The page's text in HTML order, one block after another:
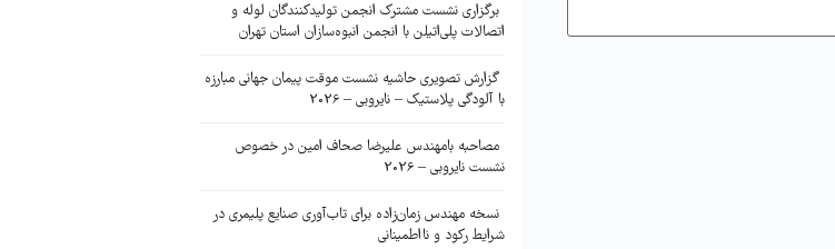
برگزاری نشست مشترک انجمن تولیدکنندگان لوله و
اتصالات پلی‌اتیلن با انجمن انبوه‌سازان استان تهران
گزارش تصویری حاشیه نشست موقت پیمان جهانی مبارزه
با آلودگی پلاستیک – نایروبی – 2026
مصاحبه بامهندس علیرضا صحاف امین در خصوص
نشست نایروبی – 2026
نسخه مهندس زمان‌زاده برای تاب‌آوری صنایع پلیمری در
شرایط رکود و نااطمینانی